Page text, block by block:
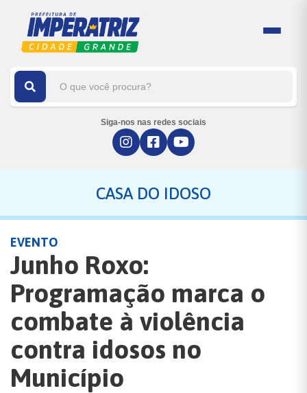
Siga-nos nas redes sociais
CASA DO IDOSO
EVENTO
Junho Roxo:
Programação marca o
combate à violência
contra idosos no
Município